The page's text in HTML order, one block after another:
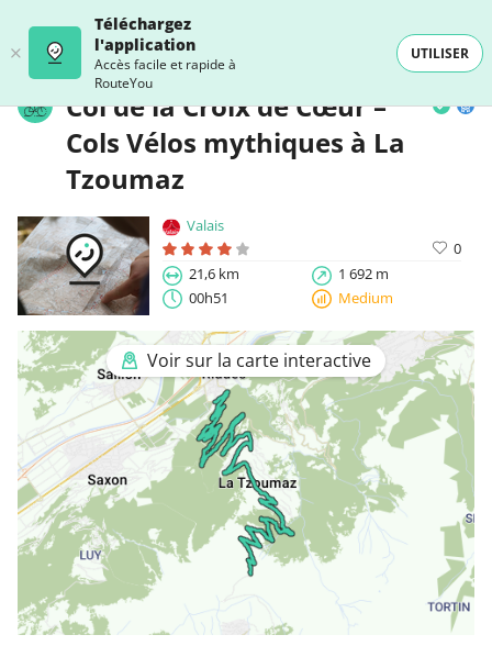
Téléchargez
l'application
Accès facile et rapide à
RouteYou
UTILISER
Col de la Croix de Cœur –
Cols Vélos mythiques à La
Tzoumaz
Valais
0
21,6 km
1 692 m
00h51
Medium
Voir sur la carte interactive